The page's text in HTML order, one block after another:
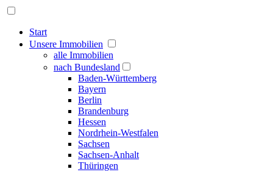
Start
Unsere Immobilien
alle Immobilien
nach Bundesland
Baden-Württemberg
Bayern
Berlin
Brandenburg
Hessen
Nordrhein-Westfalen
Sachsen
Sachsen-Anhalt
Thüringen